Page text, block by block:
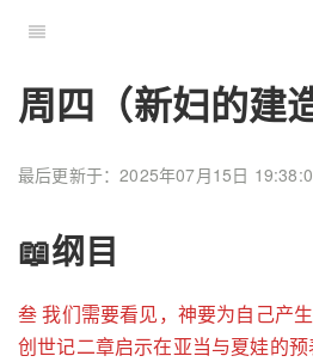
周四（新妇的建
最后更新于：2025年07月15日
📖纲目
叁 我们需要看见，神要为自己产
创世记二章启示在亚当与夏娃的